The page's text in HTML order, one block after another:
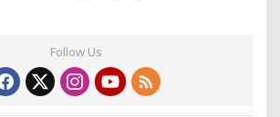
Follow Us